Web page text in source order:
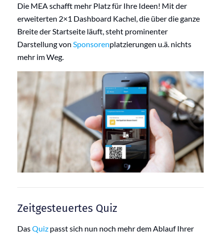
Die MEA schafft mehr Platz für Ihre Ideen! Mit der
erweiterten 2×1 Dashboard Kachel, die über die ganze
Breite der Startseite läuft, steht prominenter
Darstellung von Sponsorenplatzierungen u.ä. nichts
mehr im Weg.
Zeitgesteuertes Quiz
DasQuiz passt sich nun noch mehr dem Ablauf Ihrer